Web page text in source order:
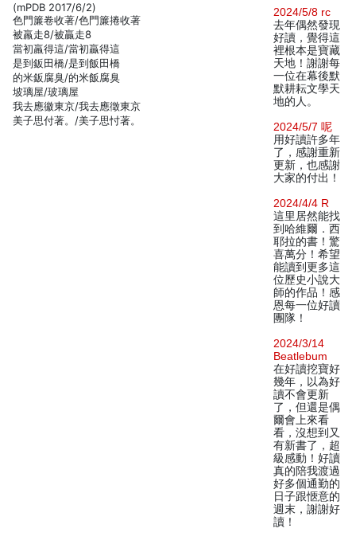
(mPDB 2017/6/2)
色門簾卷收著/色門簾捲收著
被羸走8/被贏走8
當初羸得這/當初贏得這
是到鈑田橋/是到飯田橋
的米鈑腐臭/的米飯腐臭
坡璃屋/玻璃屋
我去應徽東京/我去應徵東京
美子思付著。/美子思忖著。
2024/5/8 rc
去年偶然發現
好讀，覺得這
裡根本是寶藏
天地！謝謝每
一位在幕後默
默耕耘文學天
地的人。
2024/5/7 呢
用好讀許多年
了，感謝重新
更新，也感謝
大家的付出！
2024/4/4 R
這里居然能找
到哈維爾．西
耶拉的書！驚
喜萬分！希望
能讀到更多這
位歷史小說大
師的作品！感
恩每一位好讀
團隊！
2024/3/14
Beatlebum
在好讀挖寶好
幾年，以為好
讀不會更新
了，但還是偶
爾會上來看
看，沒想到又
有新書了，超
級感動！好讀
真的陪我渡過
好多個通勤的
日子跟愜意的
週末，謝謝好
讀！